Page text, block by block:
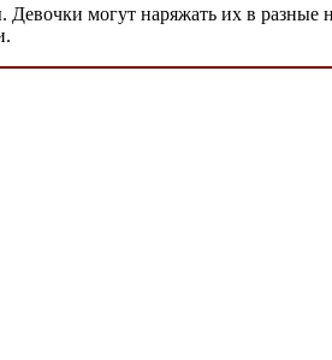
могут наряжать их в